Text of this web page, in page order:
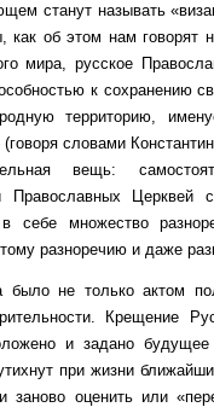
станут называть
как об этом нам говорят
мира, русское
к сохранению
территорию,
словами
вещь:
Православных Церквей
в себе множество
разноречию и даже
не только актом
Крещение
и задано будущее
при жизни
оценить или